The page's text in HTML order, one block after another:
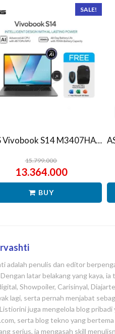
SALE!
ASUS Vivobook S14 M3407HA Ryzen 7 260 1TB SSD 16GB WUXGA IPS Win11+OHS
15.799.000
13.364.000
BUY
adalah penulis dan editor
latar belakang yang kaya,
Showpoiler, Carisinyal,
lagi, serta pernah menjabat
juga mengelola blog
serta blog tekno yang
serius, ia mengasah skill